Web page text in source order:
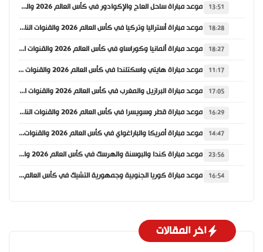
13:51 موعد مباراة ساحل العاج والإكوادور في كأس العالم 2026 والقنوات الناقلة
18:28 موعد مباراة أستراليا وتركيا في كأس العالم 2026 والقنوات الناقلة
18:27 موعد مباراة ألمانيا وكوراساو في كأس العالم 2026 والقنوات الناقلة
11:17 موعد مباراة هايتي واسكتلندا في كأس العالم 2026 والقنوات الناقلة
17:05 موعد مباراة البرازيل والمغرب في كأس العالم 2026 والقنوات الناقلة
16:29 موعد مباراة قطر وسويسرا في كأس العالم 2026 والقنوات الناقلة
14:47 موعد مباراة أمريكا والباراغواي في كأس العالم 2026 والقنوات الناقلة
23:56 موعد مباراة كندا والبوسنة والهرسك في كأس العالم 2026 والقنوات الناقلة
16:54 موعد مباراة كوريا الجنوبية وجمهورية التشيك في كأس العالم 2026 والقنوات الناقلة
اخر المقالات